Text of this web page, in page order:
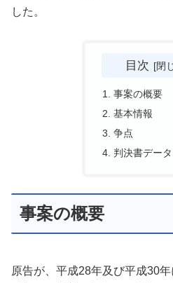
した。
目次
事案の概要
基本情報
争点
判決書データ
事案の概要
原告が、平成28年及び平成30